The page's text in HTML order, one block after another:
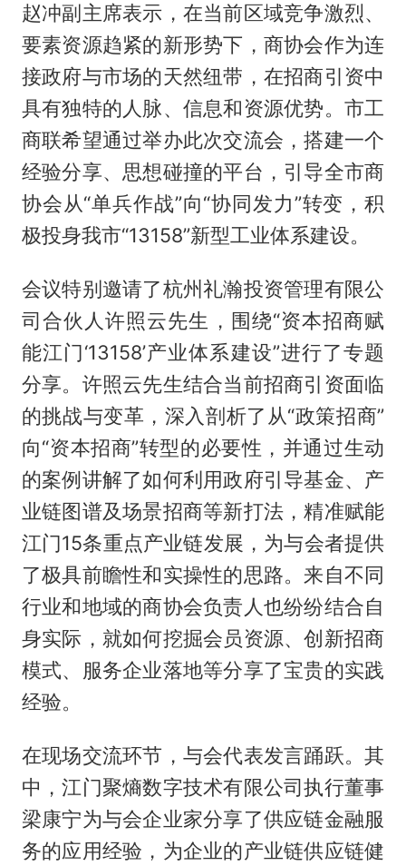
赵冲副主席表示，在当前区域竞争激烈、
要素资源趋紧的新形势下，商协会作为连
接政府与市场的天然纽带，在招商引资中
具有独特的人脉、信息和资源优势。市工
商联希望通过举办此次交流会，搭建一个
经验分享、思想碰撞的平台，引导全市商
协会从“单兵作战”向“协同发力”转变，积
极投身我市“13158”新型工业体系建设。
会议特别邀请了杭州礼瀚投资管理有限公
司合伙人许照云先生，围绕“资本招商赋
能江门‘13158’产业体系建设”进行了专题
分享。许照云先生结合当前招商引资面临
的挑战与变革，深入剖析了从“政策招商”
向“资本招商”转型的必要性，并通过生动
的案例讲解了如何利用政府引导基金、产
业链图谱及场景招商等新打法，精准赋能
江门15条重点产业链发展，为与会者提供
了极具前瞻性和实操性的思路。来自不同
行业和地域的商协会负责人也纷纷结合自
身实际，就如何挖掘会员资源、创新招商
模式、服务企业落地等分享了宝贵的实践
经验。
在现场交流环节，与会代表发言踊跃。其
中，江门聚熵数字技术有限公司执行董事
梁康宁为与会企业家分享了供应链金融服
务的应用经验，为企业的产业链供应链健